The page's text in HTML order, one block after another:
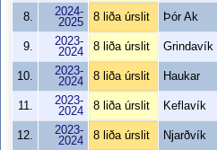
8.
2024-
2025
8 liða úrslit Þór Ak
9.
2023-
2024
8 liða úrslit Grindavík
10.
2023-
2024
8 liða úrslit Haukar
11.
2023-
2024
8 liða úrslit Keflavík
12.
2023-
2024
8 liða úrslit Njarðvík